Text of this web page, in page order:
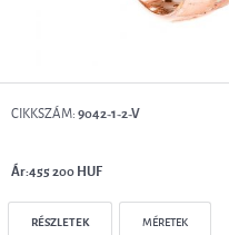
CIKKSZÁM:9042-1-2-V
Ár:455 200 HUF
RÉSZLETEK MÉRETEK